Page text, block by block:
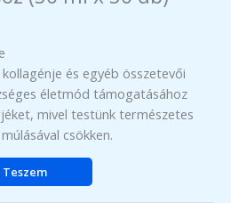
és egyéb összetevői
életmód támogatásához
mivel testünk természetes
csökken.
Teszem